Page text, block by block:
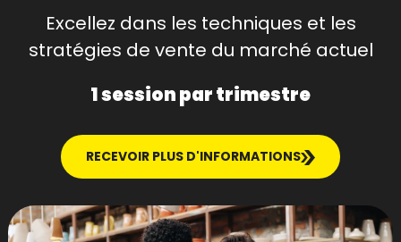
Excellez dans les techniques et les
stratégies de vente du marché actuel
1 session par trimestre
RECEVOIR PLUS D'INFORMATIONS